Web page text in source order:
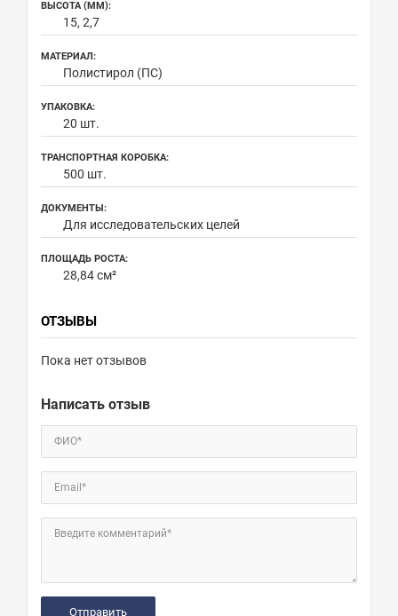
ВЫСОТА (ММ):
15, 2,7
МАТЕРИАЛ:
Полистирол (ПС)
УПАКОВКА:
20 шт.
ТРАНСПОРТНАЯ КОРОБКА:
500 шт.
ДОКУМЕНТЫ:
Для исследовательских целей
ПЛОЩАДЬ РОСТА:
28,84 см²
ОТЗЫВЫ
Пока нет отзывов
Написать отзыв
ФИО*
Email*
Введите комментарий*